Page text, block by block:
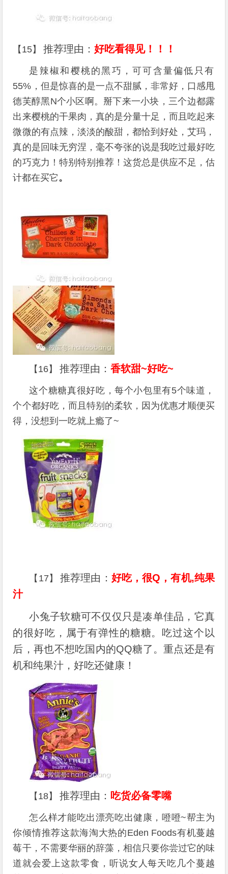
【15】 推荐理由：好吃看得见！！！
是辣椒和樱桃的黑巧，可可含量偏低只有
55%，但是惊喜的是一点不甜腻，非常好，口感甩
德芙醇黑N个小区啊。掰下来一小块，三个边都露
出来樱桃的干果肉，真的是分量十足，而且吃起来
微微的有点辣，淡淡的酸甜，都恰到好处，艾玛，
真的是回味无穷涅，毫不夸张的说是我吃过最好吃
的巧克力！特别特别推荐！这货总是供应不足，估
计都在买它。
【16】 推荐理由：香软甜~好吃~
这个糖糖真很好吃，每个小包里有5个味道，
个个都好吃，而且特别的柔软，因为优惠才顺便买
得，没想到一吃就上瘾了~
【17】 推荐理由： 好吃，很Q，有机,纯果
汁
小兔子软糖可不仅仅只是凑单佳品，它真
的很好吃，属于有弹性的糖糖。吃过这个以
后，再也不想吃国内的QQ糖了。重点还是有
机和纯果汁，好吃还健康！
【18】 推荐理由： 吃货必备零嘴
怎么样才能吃出漂亮吃出健康，噔噔~帮主为
你倾情推荐这款海淘大热的Eden Foods有机蔓越
莓干，不需要华丽的辞藻，相信只要你尝过它的味
道就会爱上这款零食，听说女人每天吃几个蔓越